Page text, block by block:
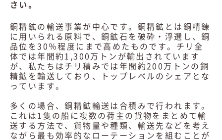
さい。
銅精鉱の輸送事業が中心です。銅精鉱とは銅精錬
に用いられる原料で、銅鉱石を破砕・浮選し、銅
品位を30％程度にまで高めたものです。チリ全
体では年間約1,300万トンが輸出されています
が、私たちはチリ積みでは年間約200万トンの銅
精鉱を輸送しており、トップレベルのシェアとな
っています。
多くの場合、銅精鉱輸送は合積みで行われます。
これは1隻の船に複数の荷主の貨物をまとめて輸
送する方法で、貨物量や種類、輸送先などを考え
ながら最も効率的なローテーションを組むことが